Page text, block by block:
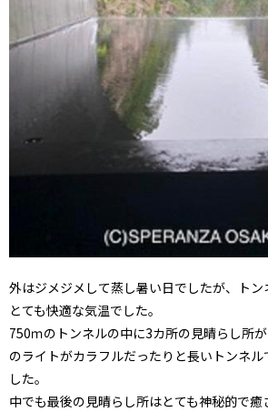
外はジメジメして蒸し暑い日でしたが、トン
とても快適な気温でした。
750ｍのトンネルの中に3カ所の見晴らし所
のライトがカラフルだったりと長いトンネ
した。
中でも最後の見晴らし所はとても神秘的で